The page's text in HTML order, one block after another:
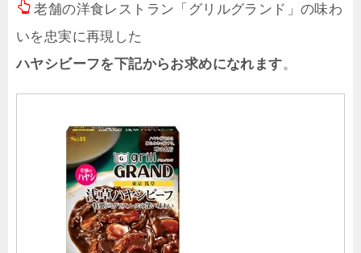
老舗の洋食レストラン「グリルグランド」の味わ
いを忠実に再現した
ハヤシビーフを下記からお求めになれます。